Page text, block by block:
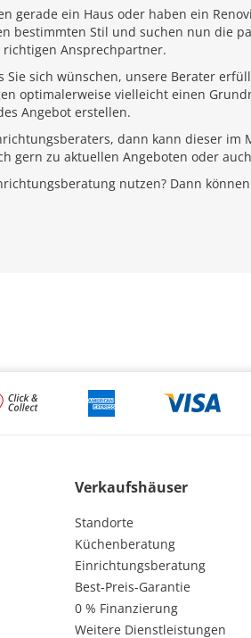
gerade ein Haus oder haben ein
bestimmten Stil und suchen nun die
Ansprechpartner.
Sie sich wünschen, unsere Berater
optimalerweise vielleicht einen
Angebot erstellen.
dann kann dieser
gern zu aktuellen Angeboten oder
nutzen? Dann
Verkaufshäuser
Standorte
Küchenberatung
Einrichtungsberatung
Best-Preis-Garantie
0 % Finanzierung
Weitere Dienstleistungen